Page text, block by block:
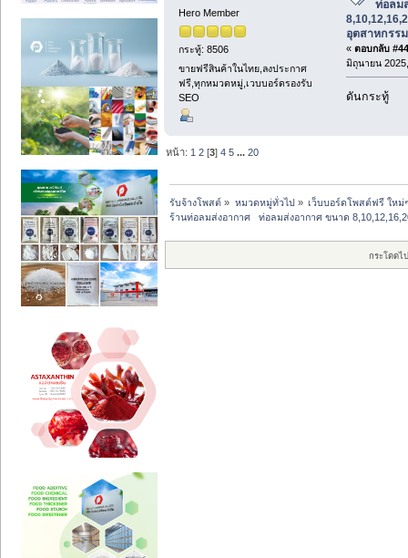
Hero Member
กระทู้: 8506
ขายฟรีสินค้าในไทย,ลงประกาศ
ฟรี,ทุกหมวดหมู่,เวบบอร์ดรองรับ
SEO
ท่อลม
อุตสาหกรร
« ตอบกลับ
มิถุนายน
ดันกระทู้
หน้า: 1 2 [3]4 5 ...20
รับจ้างโพสต์ » หมวดหมู่ทั่วไป» เว็บบอร์ดโพสต์ฟรี ให
ร้านท่อลมส่งอากาศ   ท่อลมส่งอากาศ ขนาด
กระโดดไ